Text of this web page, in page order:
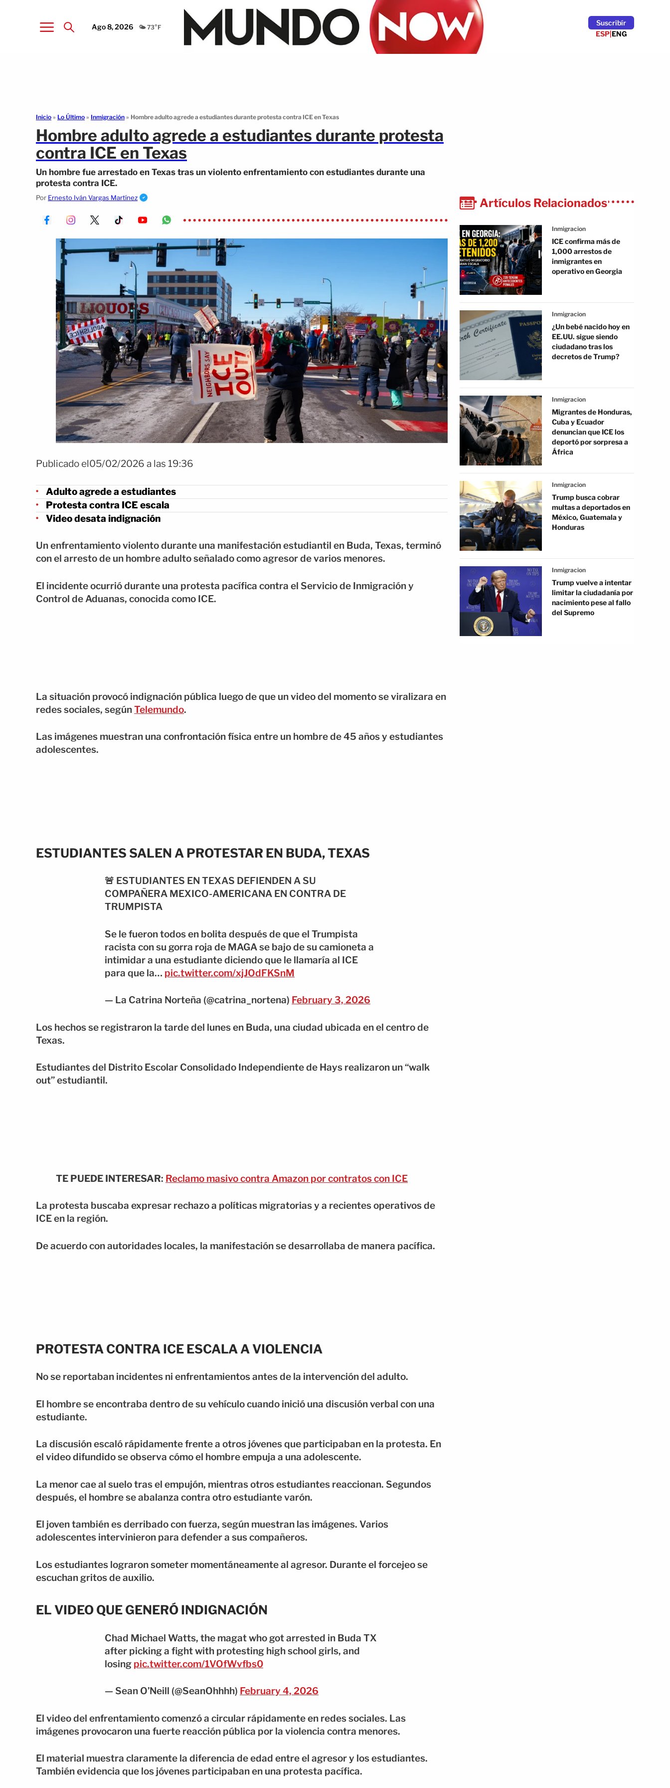
Ago 8, 2026 🌤️ 73°F
Suscribír
ESP|ENG
Inicio » Lo Último » Inmigración » Hombre adulto agrede a estudiantes durante protesta contra ICE en Texas
Hombre adulto agrede a estudiantes durante protesta
contra ICE en Texas
Un hombre fue arrestado en Texas tras un violento enfrentamiento con estudiantes durante una
protesta contra ICE.
Por Ernesto Iván Vargas Martínez
Publicado el05/02/2026 a las 19:36
Adulto agrede a estudiantes
Protesta contra ICE escala
Video desata indignación
Un enfrentamiento violento durante una manifestación estudiantil en Buda, Texas, terminó
con el arresto de un hombre adulto señalado como agresor de varios menores.
El incidente ocurrió durante una protesta pacífica contra el Servicio de Inmigración y
Control de Aduanas, conocida como ICE.
La situación provocó indignación pública luego de que un video del momento se viralizara en
redes sociales, segúnTelemundo.
Las imágenes muestran una confrontación física entre un hombre de 45 años y estudiantes
adolescentes.
ESTUDIANTES SALEN A PROTESTAR EN BUDA, TEXAS
🚨 ESTUDIANTES EN TEXAS DEFIENDEN A SU
COMPAÑERA MEXICO-AMERICANA EN CONTRA DE
TRUMPISTA
Se le fueron todos en bolita después de que el Trumpista
racista con su gorra roja de MAGA se bajo de su camioneta a
intimidar a una estudiante diciendo que le llamaría al ICE
para que la… pic.twitter.com/xjJOdFKSnM
— La Catrina Norteña (@catrina_nortena) February 3, 2026
Los hechos se registraron la tarde del lunes en Buda, una ciudad ubicada en el centro de
Texas.
Estudiantes del Distrito Escolar Consolidado Independiente de Hays realizaron un “walk
out” estudiantil.
TE PUEDE INTERESAR: Reclamo masivo contra Amazon por contratos con ICE
La protesta buscaba expresar rechazo a políticas migratorias y a recientes operativos de
ICE en la región.
De acuerdo con autoridades locales, la manifestación se desarrollaba de manera pacífica.
PROTESTA CONTRA ICE ESCALA A VIOLENCIA
No se reportaban incidentes ni enfrentamientos antes de la intervención del adulto.
El hombre se encontraba dentro de su vehículo cuando inició una discusión verbal con una
estudiante.
La discusión escaló rápidamente frente a otros jóvenes que participaban en la protesta. En
el video difundido se observa cómo el hombre empuja a una adolescente.
La menor cae al suelo tras el empujón, mientras otros estudiantes reaccionan. Segundos
después, el hombre se abalanza contra otro estudiante varón.
El joven también es derribado con fuerza, según muestran las imágenes. Varios
adolescentes intervinieron para defender a sus compañeros.
Los estudiantes lograron someter momentáneamente al agresor. Durante el forcejeo se
escuchan gritos de auxilio.
EL VIDEO QUE GENERÓ INDIGNACIÓN
Chad Michael Watts, the magat who got arrested in Buda TX
after picking a fight with protesting high school girls, and
losing pic.twitter.com/1VOfWvfbs0
— Sean O’Neill (@SeanOhhhh) February 4, 2026
El video del enfrentamiento comenzó a circular rápidamente en redes sociales. Las
imágenes provocaron una fuerte reacción pública por la violencia contra menores.
El material muestra claramente la diferencia de edad entre el agresor y los estudiantes.
También evidencia que los jóvenes participaban en una protesta pacífica.
Artículos Relacionados
Inmigracion
ICE confirma más de
1,000 arrestos de
inmigrantes en
operativo en Georgia
Inmigracion
¿Un bebé nacido hoy en
EE.UU. sigue siendo
ciudadano tras los
decretos de Trump?
Inmigracion
Migrantes de Honduras,
Cuba y Ecuador
denuncian que ICE los
deportó por sorpresa a
África
Inmigracion
Trump busca cobrar
multas a deportados en
México, Guatemala y
Honduras
Inmigracion
Trump vuelve a intentar
limitar la ciudadanía por
nacimiento pese al fallo
del Supremo